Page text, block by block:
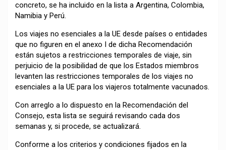
concreto, se ha incluido en la lista a Argentina, Colombia,
Namibia y Perú.
Los viajes no esenciales a la UE desde países o entidades
que no figuren en el anexo I de dicha Recomendación
están sujetos a restricciones temporales de viaje, sin
perjuicio de la posibilidad de que los Estados miembros
levanten las restricciones temporales de los viajes no
esenciales a la UE para los viajeros totalmente vacunados.
Con arreglo a lo dispuesto en la Recomendación del
Consejo, esta lista se seguirá revisando cada dos
semanas y, si procede, se actualizará.
Conforme a los criterios y condiciones fijados en la